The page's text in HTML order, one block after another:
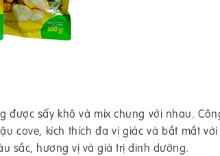
sấy khô và mix chung với nhau.
cove, kích thích đa vị giác và bắt mắt
sắc, hương vị và giá trị dinh dưỡng.